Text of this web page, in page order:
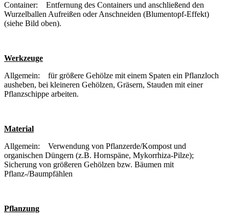
Container: Entfernung des Containers und anschließend den
Wurzelballen Aufreißen oder Anschneiden (Blumentopf-Effekt)
(siehe Bild oben).
Werkzeuge
Allgemein: für größere Gehölze mit einem Spaten ein Pflanzloch
ausheben, bei kleineren Gehölzen, Gräsern, Stauden mit einer
Pflanzschippe arbeiten.
Material
Allgemein: Verwendung von Pflanzerde/Kompost und
organischen Düngern (z.B. Hornspäne, Mykorrhiza-Pilze);
Sicherung von größeren Gehölzen bzw. Bäumen mit
Pflanz-/Baumpfählen
Pflanzung